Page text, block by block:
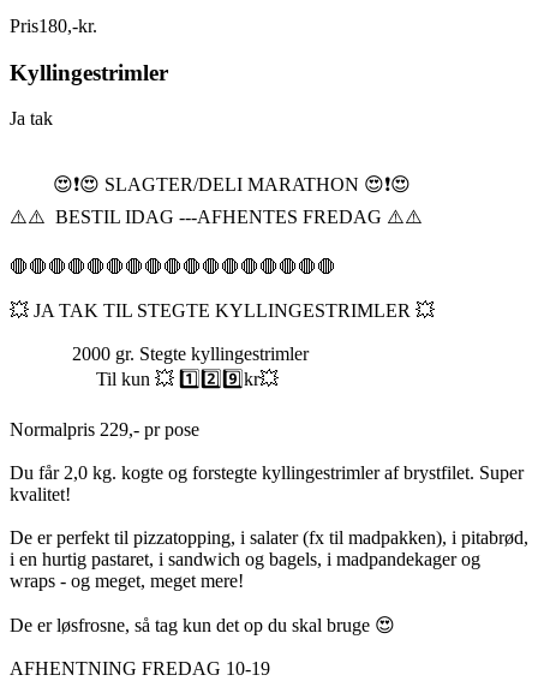
Pris180,-kr.
Kyllingestrimler
Ja tak
😍❗️😍 SLAGTER/DELI MARATHON 😍❗️😍
⚠️⚠️ BESTIL IDAG ---AFHENTES FREDAG ⚠️⚠️
🛑🛑🛑🛑🛑🛑🛑🛑🛑🛑🛑🛑🛑🛑🛑🛑🛑
💥 JA TAK TIL STEGTE KYLLINGESTRIMLER 💥
2000 gr. Stegte kyllingestrimler
Til kun 💥 1️⃣2️⃣9️⃣kr💥
Normalpris 229,- pr pose
Du får 2,0 kg. kogte og forstegte kyllingestrimler af brystfilet. Super
kvalitet!
De er perfekt til pizzatopping, i salater (fx til madpakken), i pitabrød,
i en hurtig pastaret, i sandwich og bagels, i madpandekager og
wraps - og meget, meget mere!
De er løsfrosne, så tag kun det op du skal bruge 😍
AFHENTNING FREDAG 10-19